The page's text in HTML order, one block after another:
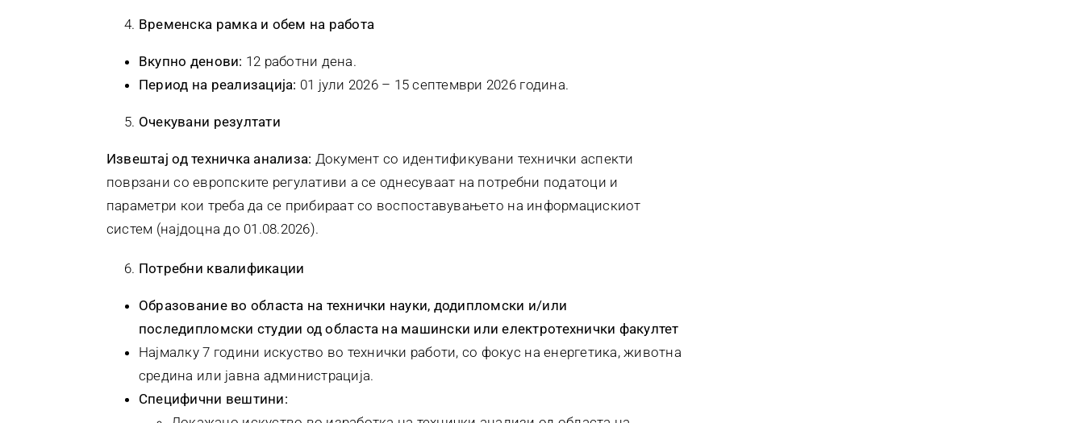
Временска рамка и обем на работа
Вкупно денови: 12 работни дена.
Период на реализација: 01 јули 2026 – 15 септември 2026 година.
Очекувани резултати
Извештај од техничка анализа: Документ со идентификувани технички аспекти
поврзани со европските регулативи а се однесуваат на потребни податоци и
параметри кои треба да се прибираат со воспоставувањето на информацискиот
систем (најдоцна до 01.08.2026).
Потребни квалификации
Образование во областа на технички науки, додипломски и/или
последипломски студии од областа на машински или електротехнички факултет
Најмалку 7 години искуство во технички работи, со фокус на енергетика, животна
средина или јавна администрација.
Специфични вештини: